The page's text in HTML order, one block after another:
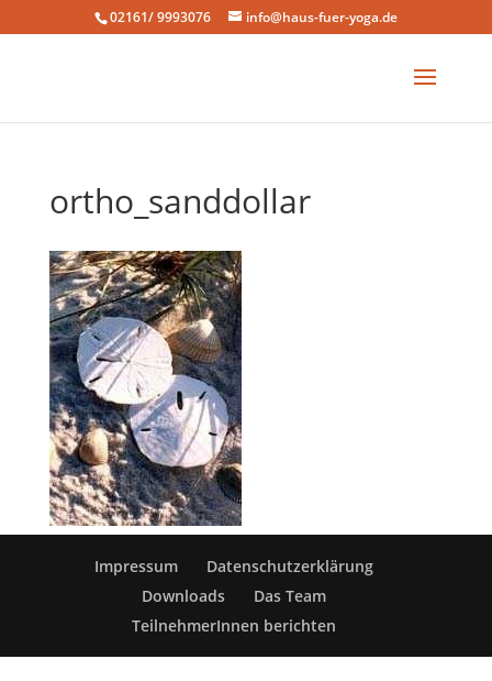
02161/ 9993076 info@haus-fuer-yoga.de
ortho_sanddollar
Impressum
Datenschutzerklärung
Downloads
Das Team
TeilnehmerInnen berichten